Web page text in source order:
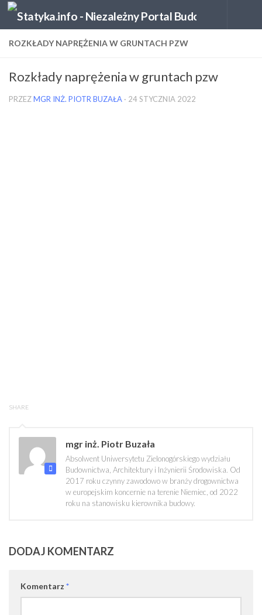
Skip to content
ROZKŁADY NAPRĘŻENIA W GRUNTACH PZW
Rozkłady naprężenia w gruntach pzw
PRZEZMGR INŻ. PIOTR BUZAŁA · 24 STYCZNIA 2022
SHARE
mgr inż. Piotr Buzała
Absolwent Uniwersytetu Zielonogórskiego wydziału
Budownictwa, Architektury i Inżynierii Środowiska. Od
2017 roku czynny zawodowo w branży drogownictwa
w europejskim koncernie na terenie Niemiec, od 2022
roku na stanowisku kierownika budowy.
DODAJ KOMENTARZ
Komentarz *